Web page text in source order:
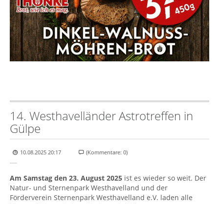
14. Westhavelländer Astrotreffen in
Gülpe
10.08.2025 20:17 (Kommentare: 0)
Sternfreunde auf dem Westhavelländer Astrotreffen. Foto: Thomas Becker
Am Samstag den 23. August 2025 ist es wieder so weit. Der
Natur- und Sternenpark Westhavelland und der
Förderverein Sternenpark Westhavelland e.V. laden alle